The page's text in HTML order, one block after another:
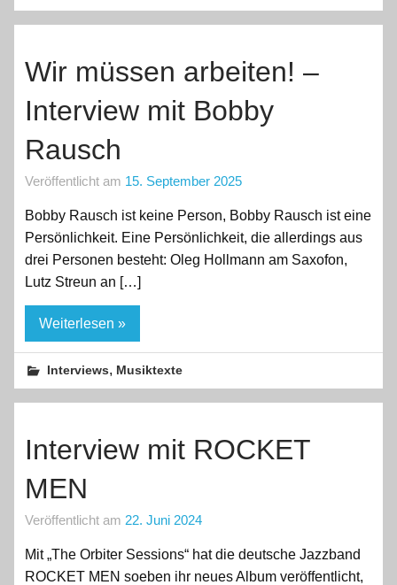
Wir müssen arbeiten! –
Interview mit Bobby
Rausch
Veröffentlicht am 15. September 2025
Bobby Rausch ist keine Person, Bobby Rausch ist eine
Persönlichkeit. Eine Persönlichkeit, die allerdings aus
drei Personen besteht: Oleg Hollmann am Saxofon,
Lutz Streun an […]
Weiterlesen »
Interviews, Musiktexte
Interview mit ROCKET
MEN
Veröffentlicht am 22. Juni 2024
Mit „The Orbiter Sessions“ hat die deutsche Jazzband
ROCKET MEN soeben ihr neues Album veröffentlicht,